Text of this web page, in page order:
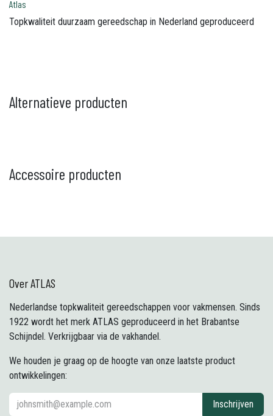
Atlas
Topkwaliteit duurzaam gereedschap in Nederland geproduceerd
Alternatieve producten
Accessoire producten
Over ATLAS
Nederlandse topkwaliteit gereedschappen voor vakmensen. Sinds
1922 wordt het merk ATLAS geproduceerd in het Brabantse
Schijndel. Verkrijgbaar via de vakhandel.
We houden je graag op de hoogte van onze laatste product
ontwikkelingen:
Inschrijven